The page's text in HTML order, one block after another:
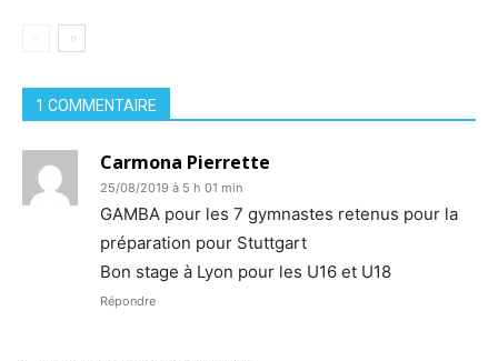
1 COMMENTAIRE
Carmona Pierrette
25/08/2019 à 5 h 01 min
GAMBA pour les 7 gymnastes retenus pour la
préparation pour Stuttgart
Bon stage à Lyon pour les U16 et U18
Répondre